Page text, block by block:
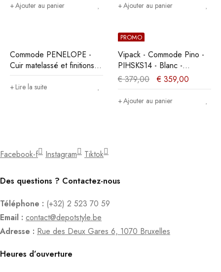
Ajouter au panier Ajouter au panier
Commode PENELOPE -
Cuir matelassé et finitions
métal
Lire la suite
PROMO
Vipack - Commode Pino -
PIHSKS14 - Blanc -
43,3x71,8xcm
€379,00 € 359,00
Ajouter au panier
Facebook-f Instagram Tiktok
Des questions ? Contactez-nous
Téléphone : (+32) 2 523 70 59
Email : contact@depotstyle.be
Adresse : Rue des Deux Gares 6, 1070 Bruxelles
Heures d’ouverture